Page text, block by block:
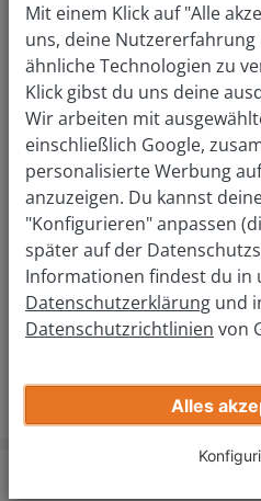
Einfacher
Planst du dein Auto in
dir die Möglichkeit dazu.
kostenlosen und
buche nach Erhalt deines
deinen Abgabe-Termin. Zu
bringst du sämtliche
Unsere Mitarbeiter
verkaufen. So einfach kann
Mit einem Klick auf "Alle
uns, deine Nutzererfahrung
ähnliche Technologien zu
Klick gibst du uns deine
Wir arbeiten mit
einschließlich Google,
personalisierte Werbung
anzuzeigen. Du kannst
"Konfigurieren" anpassen
später auf der
Informationen findest du in
Datenschutzerklärung und
Datenschutzrichtlinien von
Alles